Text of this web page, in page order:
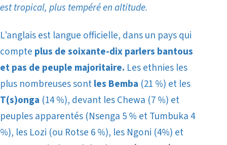
est tropical, plus tempéré en altitude.
L’anglais est langue officielle, dans un pays qui
compte plus de soixante-dix parlers bantous
et pas de peuple majoritaire. Les ethnies les
plus nombreuses sontles Bemba (21 %) et les
T(s)onga (14 %), devant les Chewa (7 %) et
peuples apparentés (Nsenga 5 % et Tumbuka 4
%), les Lozi (ou Rotse 6 %), les Ngoni (4%) et